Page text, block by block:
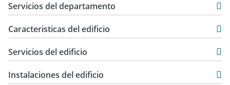
Servicios del departamento
Caracteristicas del edificio
1
Vista ciudad
Servicios del edificio
Instalaciones del edificio